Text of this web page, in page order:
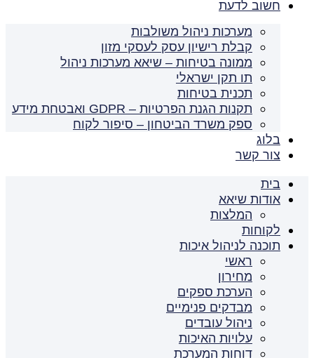
חשוב לדעת
מערכות ניהול משולבות
קבלת רישיון עסק לעסקי מזון
ממונה בטיחות – שיאא מערכות ניהול
תו תקן ישראלי
תכנית בטיחות
תקנות הגנת הפרטיות – GDPR ואבטחת מידע
ספק משרד הביטחון – סיפור לקוח
בלוג
צור קשר
בית
אודות שיאא
המלצות
לקוחות
תוכנה לניהול איכות
ראשי
מחירון
הערכת ספקים
מבדקים פנימיים
ניהול עובדים
עלויות האיכות
דוחות המערכת